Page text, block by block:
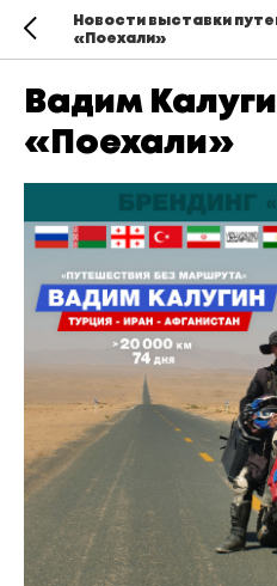
Новости выставки
«Поехали»
Вадим
«Поехали»